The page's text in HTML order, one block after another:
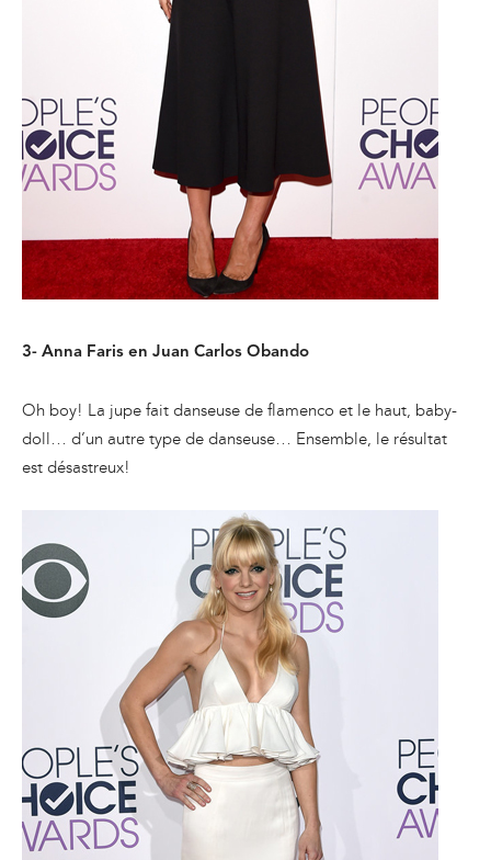
3- Anna Faris en Juan Carlos Obando
Oh boy! La jupe fait danseuse de flamenco et le haut, baby-
doll… d’un autre type de danseuse… Ensemble, le résultat
est désastreux!